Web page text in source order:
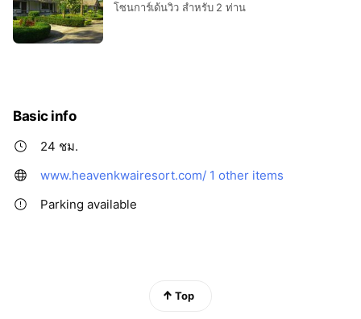
โซนการ์เด้นวิว สำหรับ 2 ท่าน
Basic info
24 ชม.
www.heavenkwairesort.com/ 1 other items
Parking available
Top